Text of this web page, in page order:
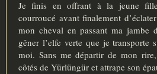
Je finis en offrant à la jeune
courroucé avant finalement
mon cheval en passant ma jambe
gêner l’elfe verte que je transporte
moi. Sans me départir de mon rire,
côtés de Yürlüngür et attrape son